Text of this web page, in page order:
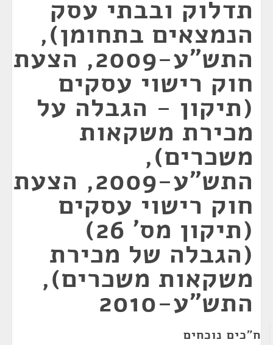
תדלוק ובבתי עסק
הנמצאים בתחומן),
התש"ע-2009, הצעת
חוק רישוי עסקים
(תיקון - הגבלה על
מכירת משקאות
משכרים),
התש"ע-2009, הצעת
חוק רישוי עסקים
(תיקון מס' 26)
(הגבלה של מכירת
משקאות משכרים),
התש"ע-2010
ח"כים נוכחים